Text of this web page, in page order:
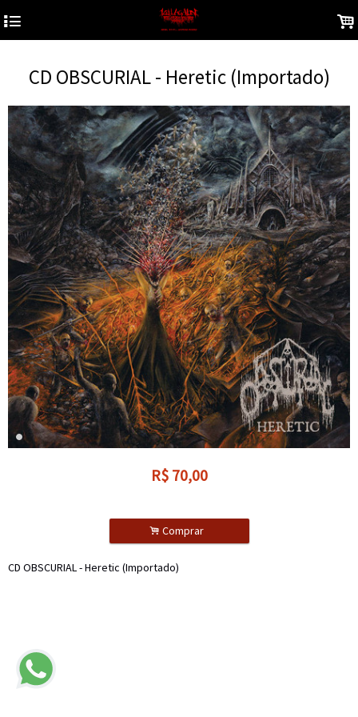
4 .
CD OBSCURIAL - Heretic (Importado)
R$ 70,00
. Comprar
CD OBSCURIAL - Heretic (Importado)